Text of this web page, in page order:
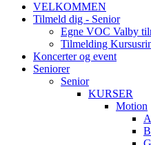
VELKOMMEN
Tilmeld dig - Senior
Egne VOC Valby
Tilmelding
Koncerter og event
Seniorer
Senior
KURSER
Motion